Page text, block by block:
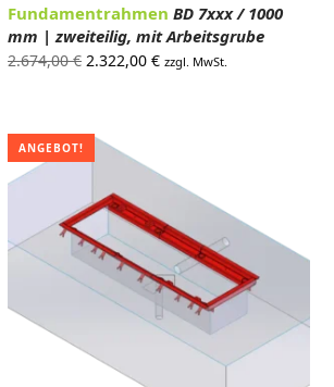
Fundamentrahmen BD 7xxx / 1000
mm | zweiteilig, mit Arbeitsgrube
2.674,00€ Ursprünglicher
2.322,00 €Aktueller
zzgl. MwSt.
ANGEBOT!